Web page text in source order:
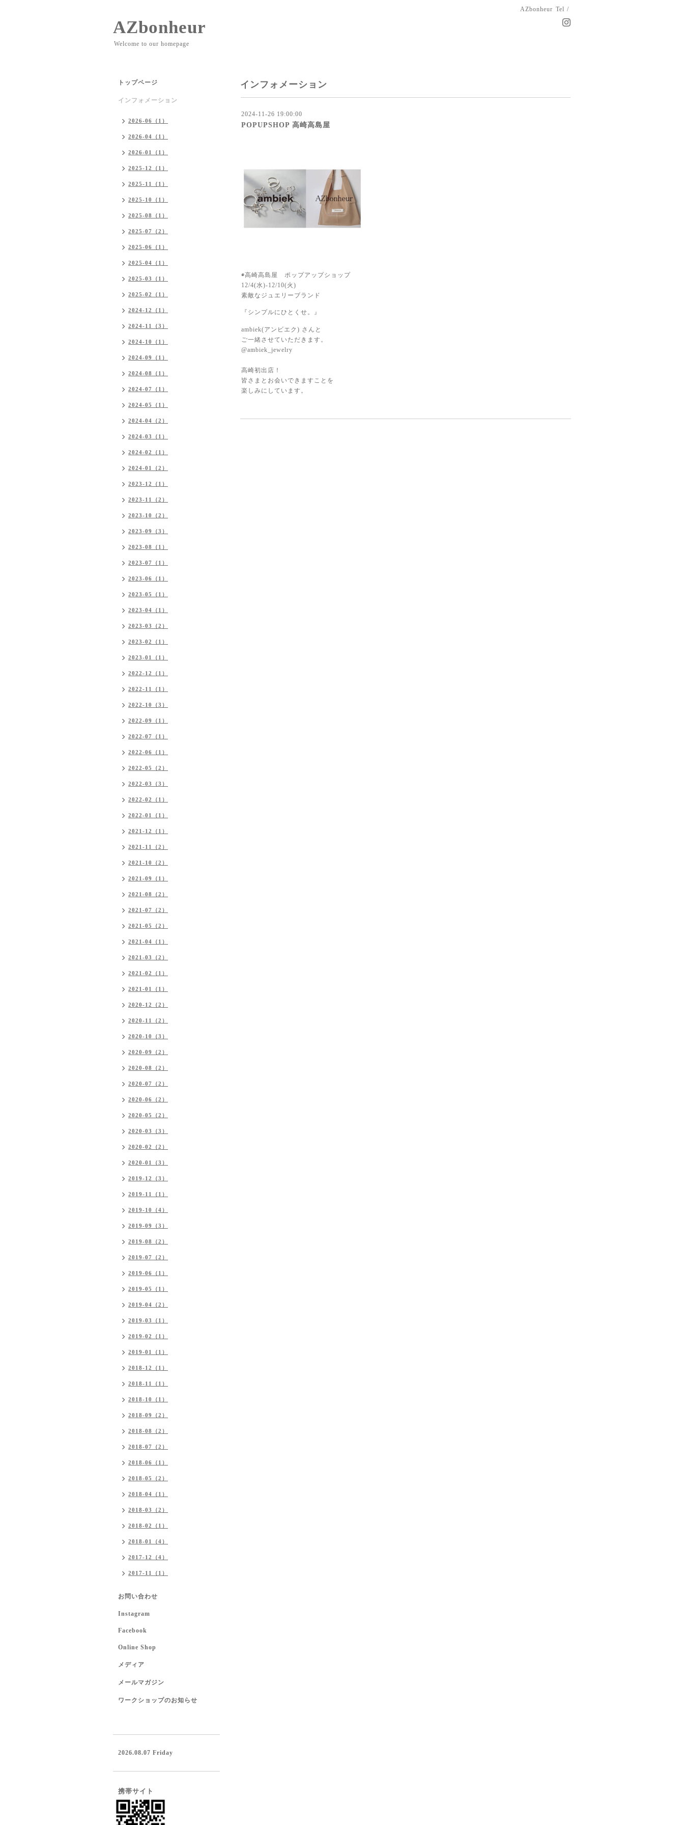
AZbonheur Tel /
AZbonheur
Welcome to our homepage
インフォメーション
2024-11-26 19:00:00
POPUPSHOP 高崎高島屋
◉高崎高島屋 ポップアップショップ
12/4(水)-12/10(火)
素敵なジュエリーブランド
『シンプルにひとくせ。』
ambiek(アンビエク) さんと
ご一緒させていただきます。
@ambiek_jewelry
高崎初出店！
皆さまとお会いできますことを
楽しみにしています。
トップページ
インフォメーション
2026-06（1）
2026-04（1）
2026-01（1）
2025-12（1）
2025-11（1）
2025-10（1）
2025-08（1）
2025-07（2）
2025-06（1）
2025-04（1）
2025-03（1）
2025-02（1）
2024-12（1）
2024-11（3）
2024-10（1）
2024-09（1）
2024-08（1）
2024-07（1）
2024-05（1）
2024-04（2）
2024-03（1）
2024-02（1）
2024-01（2）
2023-12（1）
2023-11（2）
2023-10（2）
2023-09（3）
2023-08（1）
2023-07（1）
2023-06（1）
2023-05（1）
2023-04（1）
2023-03（2）
2023-02（1）
2023-01（1）
2022-12（1）
2022-11（1）
2022-10（3）
2022-09（1）
2022-07（1）
2022-06（1）
2022-05（2）
2022-03（3）
2022-02（1）
2022-01（1）
2021-12（1）
2021-11（2）
2021-10（2）
2021-09（1）
2021-08（2）
2021-07（2）
2021-05（2）
2021-04（1）
2021-03（2）
2021-02（1）
2021-01（1）
2020-12（2）
2020-11（2）
2020-10（3）
2020-09（2）
2020-08（2）
2020-07（2）
2020-06（2）
2020-05（2）
2020-03（3）
2020-02（2）
2020-01（3）
2019-12（3）
2019-11（1）
2019-10（4）
2019-09（3）
2019-08（2）
2019-07（2）
2019-06（1）
2019-05（1）
2019-04（2）
2019-03（1）
2019-02（1）
2019-01（1）
2018-12（1）
2018-11（1）
2018-10（1）
2018-09（2）
2018-08（2）
2018-07（2）
2018-06（1）
2018-05（2）
2018-04（1）
2018-03（2）
2018-02（1）
2018-01（4）
2017-12（4）
2017-11（1）
お問い合わせ
Instagram
Facebook
Online Shop
メディア
メールマガジン
ワークショップのお知らせ
2026.08.07 Friday
携帯サイト